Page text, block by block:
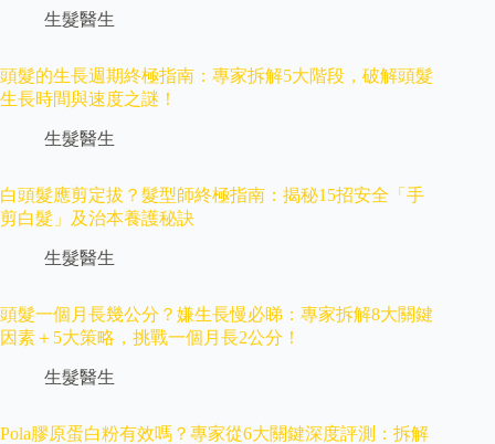
生髮醫生
頭髮的生長週期終極指南：專家拆解5大階段，破解頭髮
生長時間與速度之謎！
生髮醫生
白頭髮應剪定拔？髮型師終極指南：揭秘15招安全「手
剪白髮」及治本養護秘訣
生髮醫生
頭髮一個月長幾公分？嫌生長慢必睇：專家拆解8大關鍵
因素＋5大策略，挑戰一個月長2公分！
生髮醫生
Pola膠原蛋白粉有效嗎？專家從6大關鍵深度評測：拆解